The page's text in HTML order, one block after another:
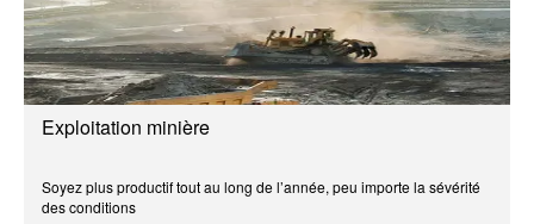
Exploitation minière
Soyez plus productif tout au long de l’année, peu importe la sévérité
des conditions